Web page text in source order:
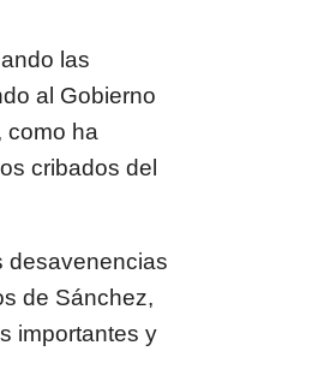
las
al Gobierno
como ha
cribados del
desavenencias
de Sánchez,
importantes y